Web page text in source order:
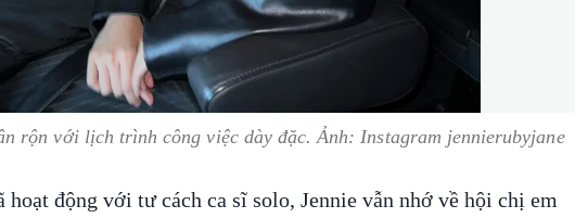
rộn với lịch trình công việc dày đặc. Ảnh: Instagram jennierubyjane
hoạt động với tư cách ca sĩ solo, Jennie vẫn nhớ về hội chị em